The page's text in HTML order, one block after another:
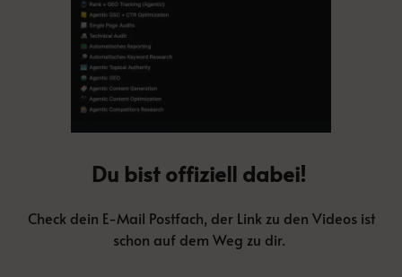
Du bist offiziell dabei!
Check dein E-Mail Postfach, der Link zu den Videos ist
schon auf dem Weg zu dir.